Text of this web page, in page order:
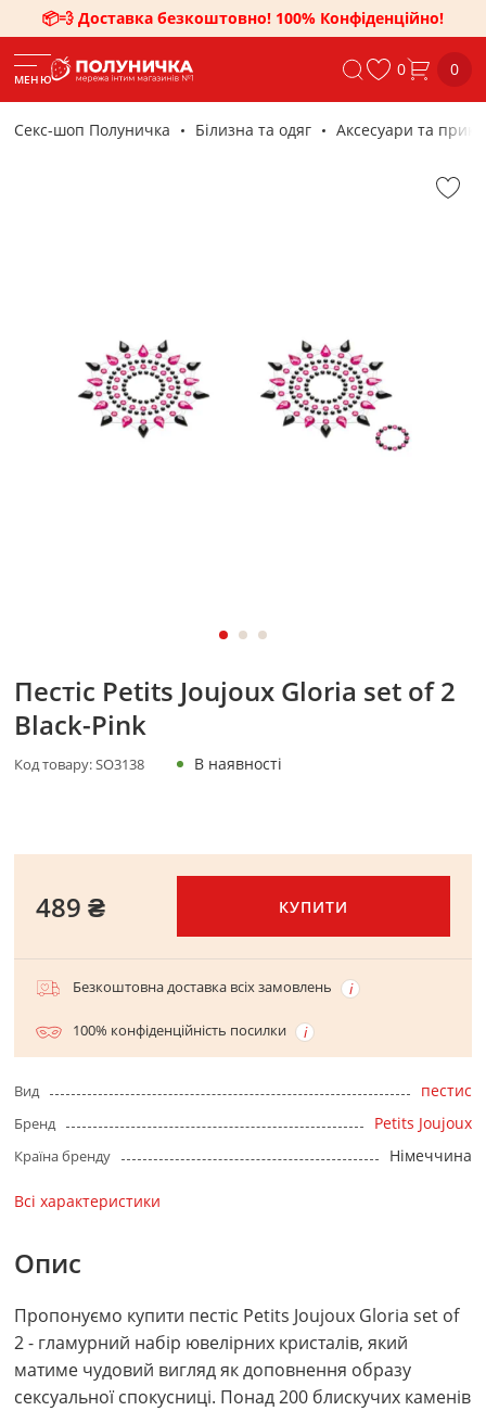
📦💨 Доставка безкоштовно! 100% Конфіденційно!
МЕНЮ 0 0
Секс-шоп Полуничка Білизна та одяг Аксесуари та
Пестіс Petits Joujoux Gloria set of 2
Black-Pink
Код товару:SO3138 В наявності
489 ₴ КУПИТИ
Безкоштовна доставка всіх замовлень
100% конфіденційність посилки
Вид пестис
Бренд Petits Joujoux
Країна бренду Німеччина
Всі характеристики
Опис
Пропонуємо купити пестіс Petits Joujoux Gloria set of
2 - гламурний набір ювелірних кристалів, який
матиме чудовий вигляд як доповнення образу
сексуальної спокусниці. Понад 200 блискучих каменів